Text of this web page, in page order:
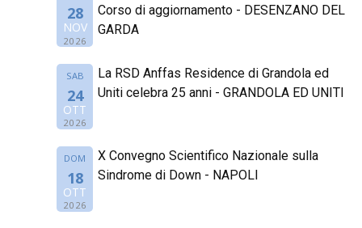
28
NOV
2026
Corso di aggiornamento - DESENZANO DEL
GARDA
SAB
24
OTT
2026
La RSD Anffas Residence di Grandola ed
Uniti celebra 25 anni - GRANDOLA ED UNITI
DOM
18
OTT
2026
X Convegno Scientifico Nazionale sulla
Sindrome di Down - NAPOLI